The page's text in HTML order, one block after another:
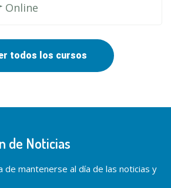
Online
todos los cursos
de Noticias
de mantenerse al día de las noticias y